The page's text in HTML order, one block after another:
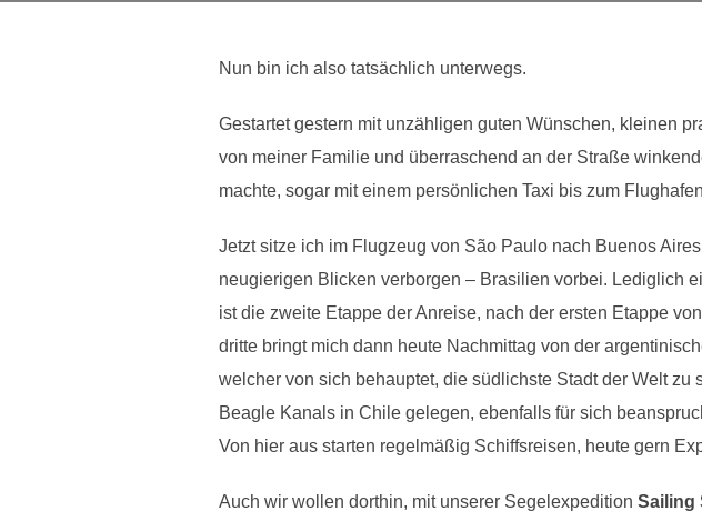
Nun bin ich also tatsächlich unterwegs.
Gestartet gestern mit unzähligen guten Wünschen, kleinen
von meiner Familie und überraschend an der Straße
machte, sogar mit einem persönlichen Taxi bis zum
Jetzt sitze ich im Flugzeug von São Paulo nach Buenos
neugierigen Blicken verborgen – Brasilien vorbei. Lediglich
ist die zweite Etappe der Anreise, nach der ersten Etappe
dritte bringt mich dann heute Nachmittag von der
welcher von sich behauptet, die südlichste Stadt der Welt
Beagle Kanals in Chile gelegen, ebenfalls für sich
Von hier aus starten regelmäßig Schiffsreisen, heute gern
Auch wir wollen dorthin, mit unserer Segelexpedition Sailing